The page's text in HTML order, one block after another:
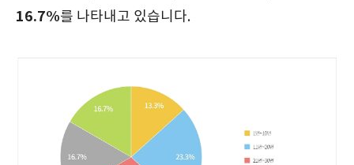
16.7%를 나타내고 있습니다.